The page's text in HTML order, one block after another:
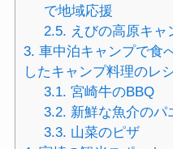
で地域応援
2.5. えびの高原キャ
3. 車中泊キャンプで食
したキャンプ料理のレ
3.1. 宮崎牛のBBQ
3.2. 新鮮な魚介のパ
3.3. 山菜のピザ